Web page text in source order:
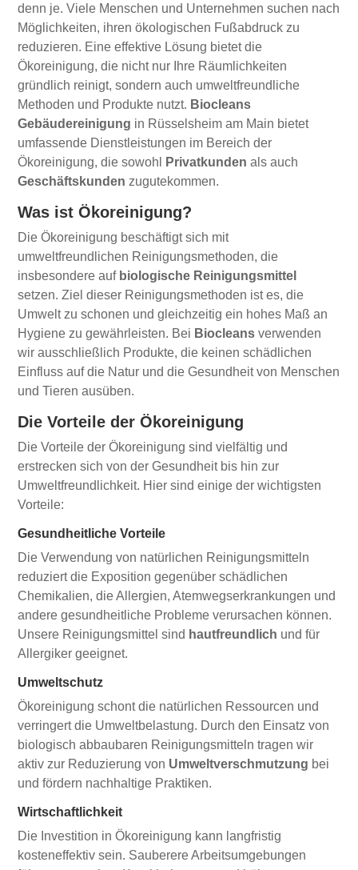
denn je. Viele Menschen und Unternehmen suchen nach
Möglichkeiten, ihren ökologischen Fußabdruck zu
reduzieren. Eine effektive Lösung bietet die
Ökoreinigung, die nicht nur Ihre Räumlichkeiten
gründlich reinigt, sondern auch umweltfreundliche
Methoden und Produkte nutzt. Biocleans
Gebäudereinigung in Rüsselsheim am Main bietet
umfassende Dienstleistungen im Bereich der
Ökoreinigung, die sowohl
Privatkunden als auch
Geschäftskunden zugutekommen.
Was ist Ökoreinigung?
Die Ökoreinigung beschäftigt sich mit
umweltfreundlichen Reinigungsmethoden, die
insbesondere auf biologische Reinigungsmittel
setzen. Ziel dieser Reinigungsmethoden ist es, die
Umwelt zu schonen und gleichzeitig ein hohes Maß an
Hygiene zu gewährleisten. Bei Biocleans verwenden
wir ausschließlich Produkte, die keinen schädlichen
Einfluss auf die Natur und die Gesundheit von Menschen
und Tieren ausüben.
Die Vorteile der Ökoreinigung
Die Vorteile der Ökoreinigung sind vielfältig und
erstrecken sich von der Gesundheit bis hin zur
Umweltfreundlichkeit. Hier sind einige der wichtigsten
Vorteile:
Gesundheitliche Vorteile
Die Verwendung von natürlichen Reinigungsmitteln
reduziert die Exposition gegenüber schädlichen
Chemikalien, die Allergien, Atemwegserkrankungen und
andere gesundheitliche Probleme verursachen können.
Unsere Reinigungsmittel sind hautfreundlich und für
Allergiker geeignet.
Umweltschutz
Ökoreinigung schont die natürlichen Ressourcen und
verringert die Umweltbelastung. Durch den Einsatz von
biologisch abbaubaren Reinigungsmitteln tragen wir
aktiv zur Reduzierung von Umweltverschmutzung bei
und fördern nachhaltige Praktiken.
Wirtschaftlichkeit
Die Investition in Ökoreinigung kann langfristig
kosteneffektiv sein. Sauberere Arbeitsumgebungen